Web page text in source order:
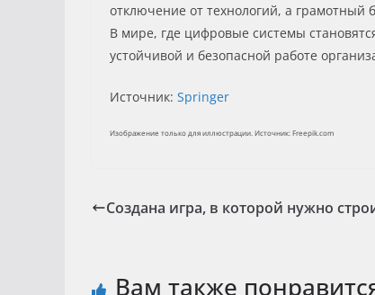
отключение от технологий, а грамотный
В мире, где цифровые системы
устойчивой и безопасной работе
Источник: Springer
Изображение только для иллюстрации. Источник: Freepik.com
Создана игра, в которой нужно
Вам также